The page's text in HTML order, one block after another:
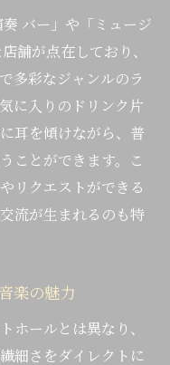
心響くライブ空
事の楽しみ方を解
者との新しい交
即興演奏の魅力
型ライブを楽しも
音楽とバーの相
バー」や「ミュージ
舗が点在しており、
多彩なジャンルのラ
に入りのドリンク片
耳を傾けながら、普
ことができます。こ
リクエストができる
流が生まれるのも特
楽の魅力
ホールとは異なり、
細さをダイレクトに